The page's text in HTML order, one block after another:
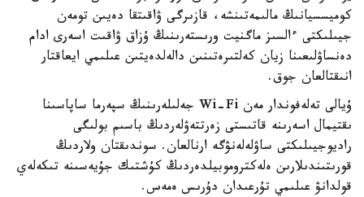
كوميسسيانىڭ مالىمەتىنشە، قازىرگى ۋاقىتقا دەيىن تومەن
جيىلىكتى ءالسىز ماگنيت ورىستەرىنىڭ ۇزاق ۋاقىت اسەرى ادام
دەنساۋلىعىنا زيان كەلتىرەتىنىن دالەلدەيتىن عىلىمي ايعاقتار
انىقتالعان جوق.
ۇيالى تەلەفوندار مەن Wi-Fi جەلىلەرىنىڭ سپەرما ساپاسىنا
ىقتيمال اسەرىنە قاتىستى زەرتتەۋلەردىڭ باسىم بولىگى
راديوجيىلىكتى ساۋلەلەنۋگە ارنالعان. سوندىقتان ولاردىڭ
قورىتىندىلارىن ەلەكتروموبيلدەردىڭ كۇشتىك جۇيەسىنە تىكەلەي
قولدانۋ عىلىمي تۇرعىدان دۇرىس ەمەس.